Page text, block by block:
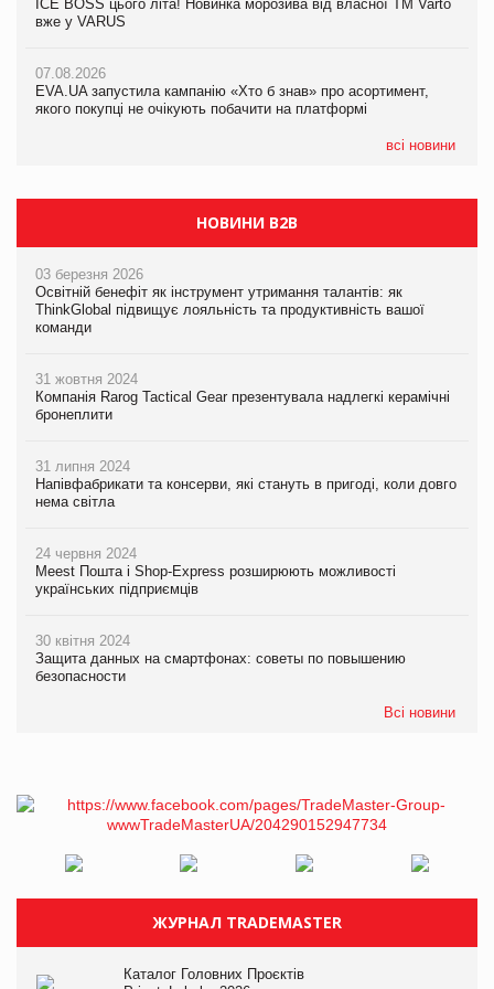
ICE BOSS цього літа! Новинка морозива від власної ТМ Varto
вже у VARUS
07.08.2026
EVA.UA запустила кампанію «Хто б знав» про асортимент,
якого покупці не очікують побачити на платформі
всі новини
06.08.2026
Смачна новинка для хвостатих: у VARUS з’явилися паучі
05.08.2026
Мережа супермаркетів VARUS купує мережу магазинів
НОВИНИ B2B
03 березня 2026
Освітній бенефіт як інструмент утримання талантів: як
ThinkGlobal підвищує лояльність та продуктивність вашої
команди
31 жовтня 2024
Компанія Rarog Tactical Gear презентувала надлегкі керамічні
бронеплити
31 липня 2024
Напівфабрикати та консерви, які стануть в пригоді, коли довго
нема світла
24 червня 2024
Meest Пошта і Shop-Express розширюють можливості
українських підприємців
30 квітня 2024
Защита данных на смартфонах: советы по повышению
безопасности
Всі новини
ЖУРНАЛ TRADEMASTER
Каталог Головних Проєктів